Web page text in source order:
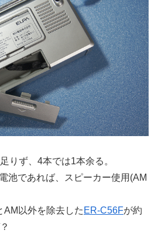
りず、4本では1本余る。
池であれば、スピーカー使用(AM
AM以外を除去した ER-C56Fが約